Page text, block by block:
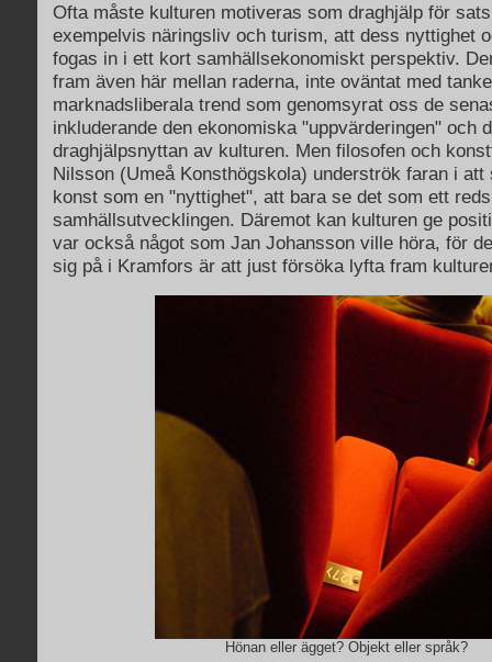
Ofta måste kulturen motiveras som draghjälp för
exempelvis näringsliv och turism, att dess nyttighet
fogas in i ett kort samhällsekonomiskt perspektiv.
fram även här mellan raderna, inte oväntat med
marknadsliberala trend som genomsyrat oss de
inkluderande den ekonomiska "uppvärderingen" och
draghjälpsnyttan av kulturen. Men filosofen och
Nilsson (Umeå Konsthögskola) underströk faran i att
konst som en "nyttighet", att bara se det som ett
samhällsutvecklingen. Däremot kan kulturen ge
var också något som Jan Johansson ville höra, för
sig på i Kramfors är att just försöka lyfta fram
Hönan eller ägget? Objekt eller språk?